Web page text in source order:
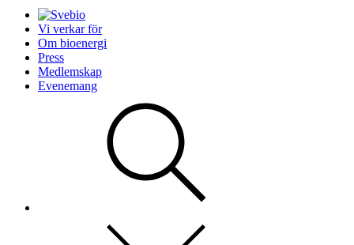
Vi verkar för
Om bioenergi
Press
Medlemskap
Evenemang